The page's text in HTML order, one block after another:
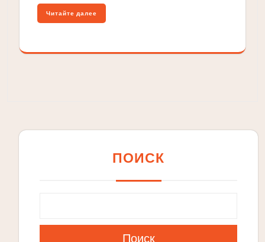
Читайте далее
ПОИСК
Поиск